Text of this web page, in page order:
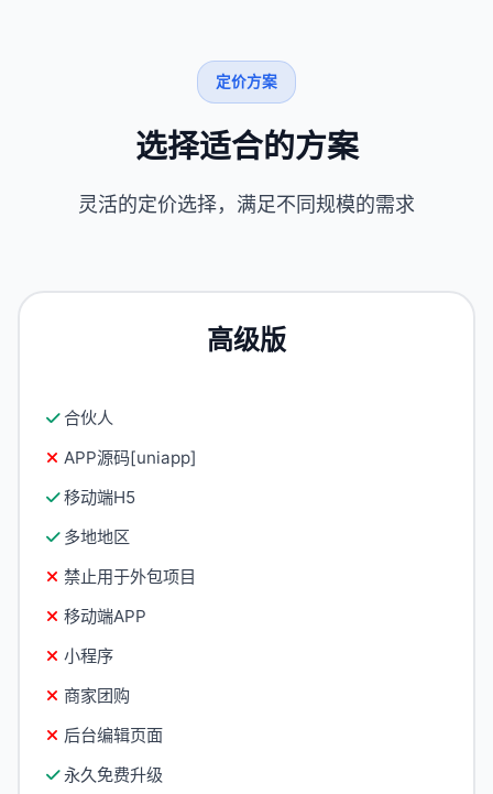
定价方案
选择适合的方案
灵活的定价选择，满足不同规模的需求
高级版
合伙人
APP源码[uniapp]
移动端H5
多地地区
禁止用于外包项目
移动端APP
小程序
商家团购
后台编辑页面
永久免费升级